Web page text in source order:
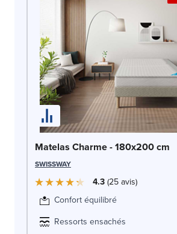
Matelas Charme - 180x200 cm
SWISSWAY
4.3 25avis
Confort équilibré
Ressorts ensachés